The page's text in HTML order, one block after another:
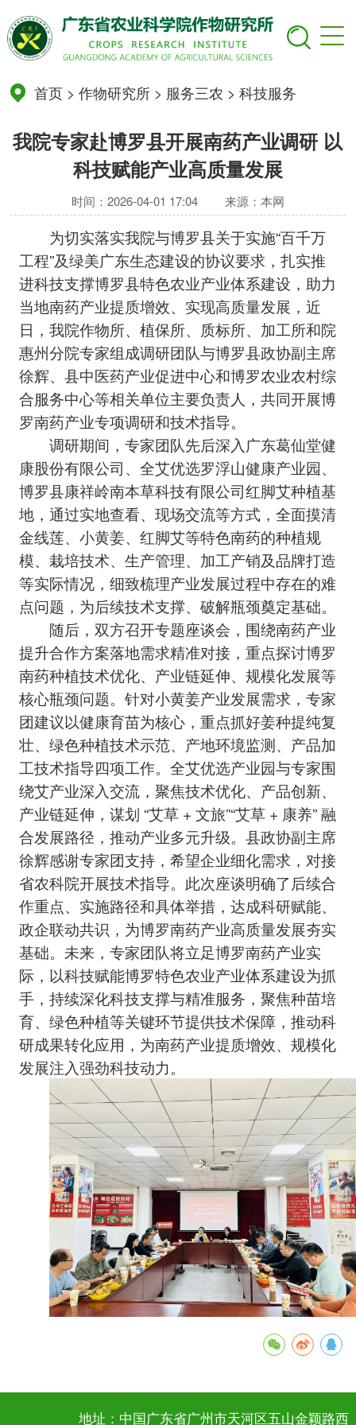
首页 >作物研究所 > 服务三农 >科技服务
我院专家赴博罗县开展南药产业调研 以
科技赋能产业高质量发展
时间：2026-04-01 17:04 来源：本网
为切实落实我院与博罗县关于实施“百千万
工程”及绿美广东生态建设的协议要求，扎实推
进科技支撑博罗县特色农业产业体系建设，助力
当地南药产业提质增效、实现高质量发展，近
日，我院作物所、植保所、质标所、加工所和院
惠州分院专家组成调研团队与博罗县政协副主席
徐辉、县中医药产业促进中心和博罗农业农村综
合服务中心等相关单位主要负责人，共同开展博
罗南药产业专项调研和技术指导。
调研期间，专家团队先后深入广东葛仙堂健
康股份有限公司、全艾优选罗浮山健康产业园、
博罗县康祥岭南本草科技有限公司红脚艾种植基
地，通过实地查看、现场交流等方式，全面摸清
金线莲、小黄姜、红脚艾等特色南药的种植规
模、栽培技术、生产管理、加工产销及品牌打造
等实际情况，细致梳理产业发展过程中存在的难
点问题，为后续技术支撑、破解瓶颈奠定基础。
随后，双方召开专题座谈会，围绕南药产业
提升合作方案落地需求精准对接，重点探讨博罗
南药种植技术优化、产业链延伸、规模化发展等
核心瓶颈问题。针对小黄姜产业发展需求，专家
团建议以健康育苗为核心，重点抓好姜种提纯复
壮、绿色种植技术示范、产地环境监测、产品加
工技术指导四项工作。全艾优选产业园与专家围
绕艾产业深入交流，聚焦技术优化、产品创新、
产业链延伸，谋划 “艾草 + 文旅”“艾草 + 康养” 融
合发展路径，推动产业多元升级。县政协副主席
徐辉感谢专家团支持，希望企业细化需求，对接
省农科院开展技术指导。此次座谈明确了后续合
作重点、实施路径和具体举措，达成科研赋能、
政企联动共识，为博罗南药产业高质量发展夯实
基础。未来，专家团队将立足博罗南药产业实
际，以科技赋能博罗特色农业产业体系建设为抓
手，持续深化科技支撑与精准服务，聚焦种苗培
育、绿色种植等关键环节提供技术保障，推动科
研成果转化应用，为南药产业提质增效、规模化
发展注入强劲科技动力。
地址：中国广东省广州市天河区五山金颖路西